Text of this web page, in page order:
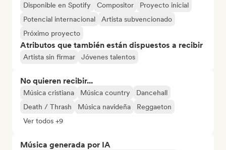
Disponible en Spotify Compositor
Proyecto inicial
Potencial internacional
Artista subvencionado
Próximo proyecto
Atributos que también están dispuestos a recibir
Artista sin firmar Jóvenes talentos
No quieren recibir...
Música cristiana Música country
Dancehall
Death / Thrash
Música navideña
Reggaeton
Ver todos +9
Música generada por IA